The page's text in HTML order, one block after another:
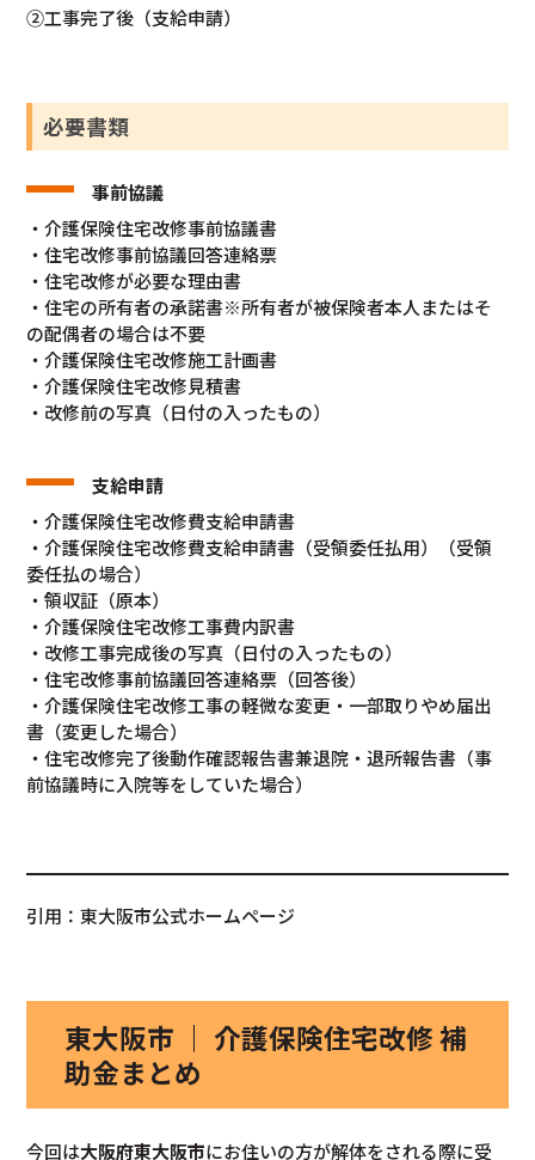
②工事完了後（支給申請）
必要書類
事前協議
・介護保険住宅改修事前協議書
・住宅改修事前協議回答連絡票
・住宅改修が必要な理由書
・住宅の所有者の承諾書※所有者が被保険者本人またはそ
の配偶者の場合は不要
・介護保険住宅改修施工計画書
・介護保険住宅改修見積書
・改修前の写真（日付の入ったもの）
支給申請
・介護保険住宅改修費支給申請書
・介護保険住宅改修費支給申請書（受領委任払用）（受領
委任払の場合）
・領収証（原本）
・介護保険住宅改修工事費内訳書
・改修工事完成後の写真（日付の入ったもの）
・住宅改修事前協議回答連絡票（回答後）
・介護保険住宅改修工事の軽微な変更・一部取りやめ届出
書（変更した場合）
・住宅改修完了後動作確認報告書兼退院・退所報告書（事
前協議時に入院等をしていた場合）
引用：東大阪市公式ホームページ
東大阪市 ｜ 介護保険住宅改修 補
助金まとめ
今回は大阪府東大阪市にお住いの方が解体をされる際に受